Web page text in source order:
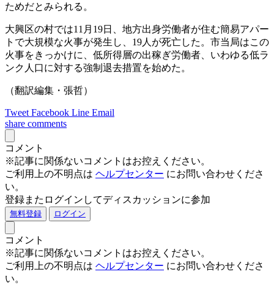
ためだとみられる。
大興区の村では11月19日、地方出身労働者が住む簡易アパー
トで大規模な火事が発生し、19人が死亡した。市当局はこの
火事をきっかけに、低所得層の出稼ぎ労働者、いわゆる低ラ
ンク人口に対する強制退去措置を始めた。
（翻訳編集・張哲）
Tweet Facebook Line Email
share comments
コメント
※記事に関係ないコメントはお控えください。
ご利用上の不明点は ヘルプセンター にお問い合わせくださ
い。
登録またログインしてディスカッションに参加
無料登録 ログイン
コメント
※記事に関係ないコメントはお控えください。
ご利用上の不明点は ヘルプセンター にお問い合わせくださ
い。